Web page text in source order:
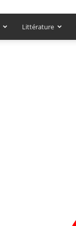
Littérature